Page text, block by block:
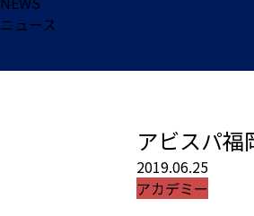
ニュース
アビスパ
2019.06.25
アカデミー